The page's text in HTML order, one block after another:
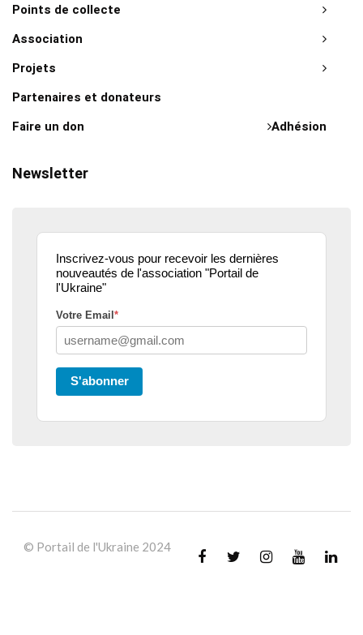
Points de collecte
Association
Projets
Partenaires et donateurs
Adhésion
Faire un don
Newsletter
Inscrivez-vous pour recevoir les dernières
nouveautés de l'association "Portail de
l'Ukraine"
Votre Email *
S'abonner
© Portail de l'Ukraine 2024